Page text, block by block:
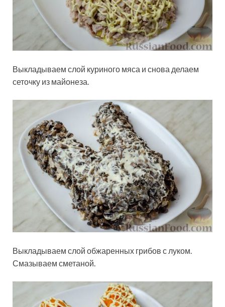
Выкладываем слой куриного мяса и снова делаем
сеточку из майонеза.
Выкладываем слой обжаренных грибов с луком.
Смазываем сметаной.